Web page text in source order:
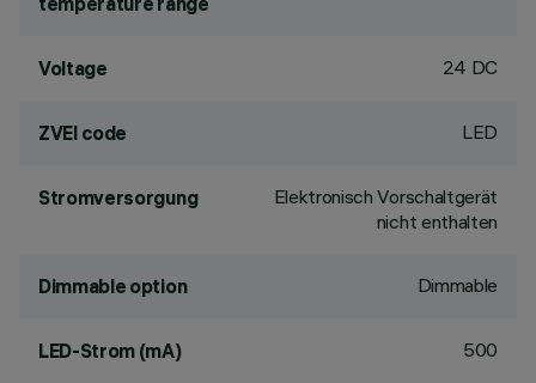
Voltage 24 DC
ZVEI code LED
Stromversorgung
Elektronisch Vorschaltgerät
nicht enthalten
Dimmable option Dimmable
LED-Strom (mA) 500